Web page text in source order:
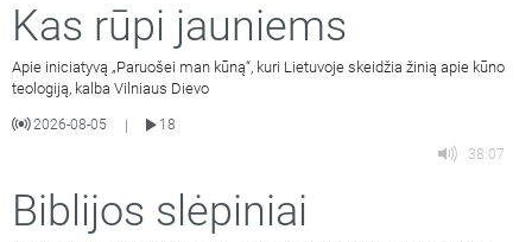
Kas rūpi jauniems
Apie iniciatyvą „Paruošei man kūną“, kuri Lietuvoje skeidžia žinią apie kūno
teologiją, kalba Vilniaus Dievo
2026-08-05 |
18
38:07
Biblijos slėpiniai